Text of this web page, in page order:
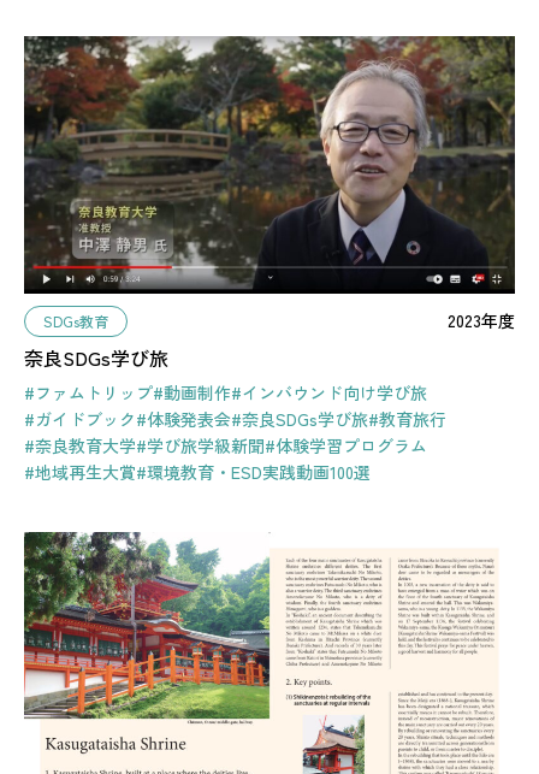
SDGs教育 2023年度
奈良SDGs学び旅
#ファムトリップ#動画制作#インバウンド向け学び旅
#ガイドブック#体験発表会#奈良SDGs学び旅#教育旅行
#奈良教育大学#学び旅学級新聞#体験学習プログラム
#地域再生大賞#環境教育・ESD実践動画100選